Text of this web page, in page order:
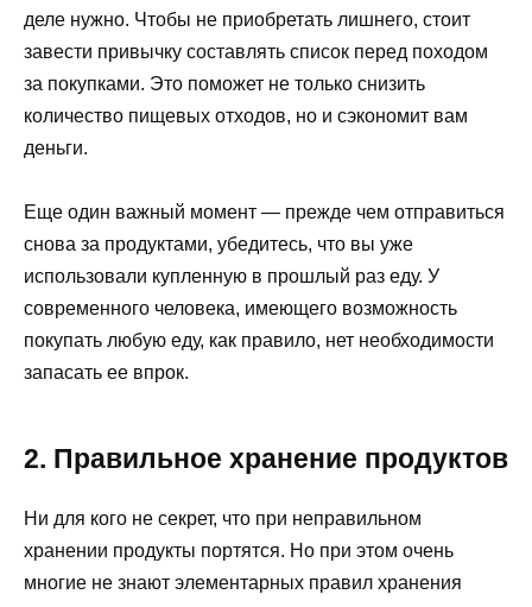
деле нужно. Чтобы не приобретать лишнего, стоит
завести привычку составлять список перед походом
за покупками. Это поможет не только снизить
количество пищевых отходов, но и сэкономит вам
деньги.
Еще один важный момент — прежде чем отправиться
снова за продуктами, убедитесь, что вы уже
использовали купленную в прошлый раз еду. У
современного человека, имеющего возможность
покупать любую еду, как правило, нет необходимости
запасать ее впрок.
2. Правильное хранение продуктов
Ни для кого не секрет, что при неправильном
хранении продукты портятся. Но при этом очень
многие не знают элементарных правил хранения